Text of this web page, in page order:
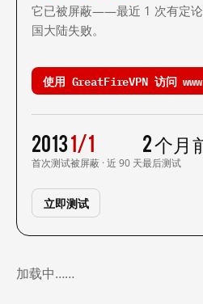
它已被屏蔽——最近 1 次有定
国大陆失败。
使用 GreatFireVPN 访问
2013
首次测试
1/1
被屏蔽 · 近 90 天
2 个月
最后测试
立即测试
加载中……